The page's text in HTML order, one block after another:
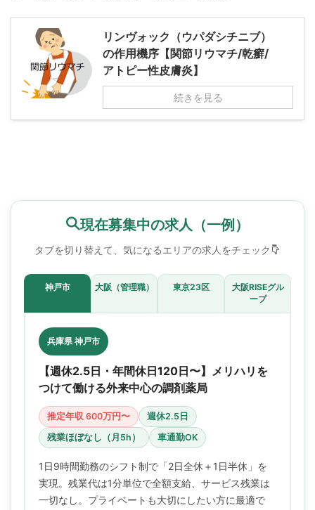
リンヴォック（ウパダシチニブ）
の作用機序【関節リウマチ/乾癬/
アトピー性皮膚炎】
続きを見る
現在募集中の求人（一例）
タブを切り替えて、気になるエリアの求人をチェック
神戸市 大阪（管理職） 東京23区
大阪RISEグル
ープ
兵庫県 神戸市
【週休2.5日・年間休日120日〜】メリハリを
つけて働ける外来中心の調剤薬局
推定年収 600万円〜
週休2.5日
残業ほぼなし（月5h）
車通勤OK
1日9時間勤務のシフト制で「2日全休＋1日半休」を
実現。残業代は1分単位で全額支給、サービス残業は
一切なし。プライベートも大切にしたい方に最適で